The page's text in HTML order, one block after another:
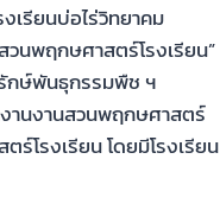
เรียนบ่อไร่วิทยาคม
วนพฤกษศาสตร์โรงเรียน”
รักษ์พันธุกรรมพืช ฯ
านงานสวนพฤกษศาสตร์
โรงเรียน โดยมีโรงเรียน